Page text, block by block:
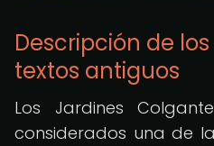
Descripción de
textos antiguos
Los Jardines
considerados una de